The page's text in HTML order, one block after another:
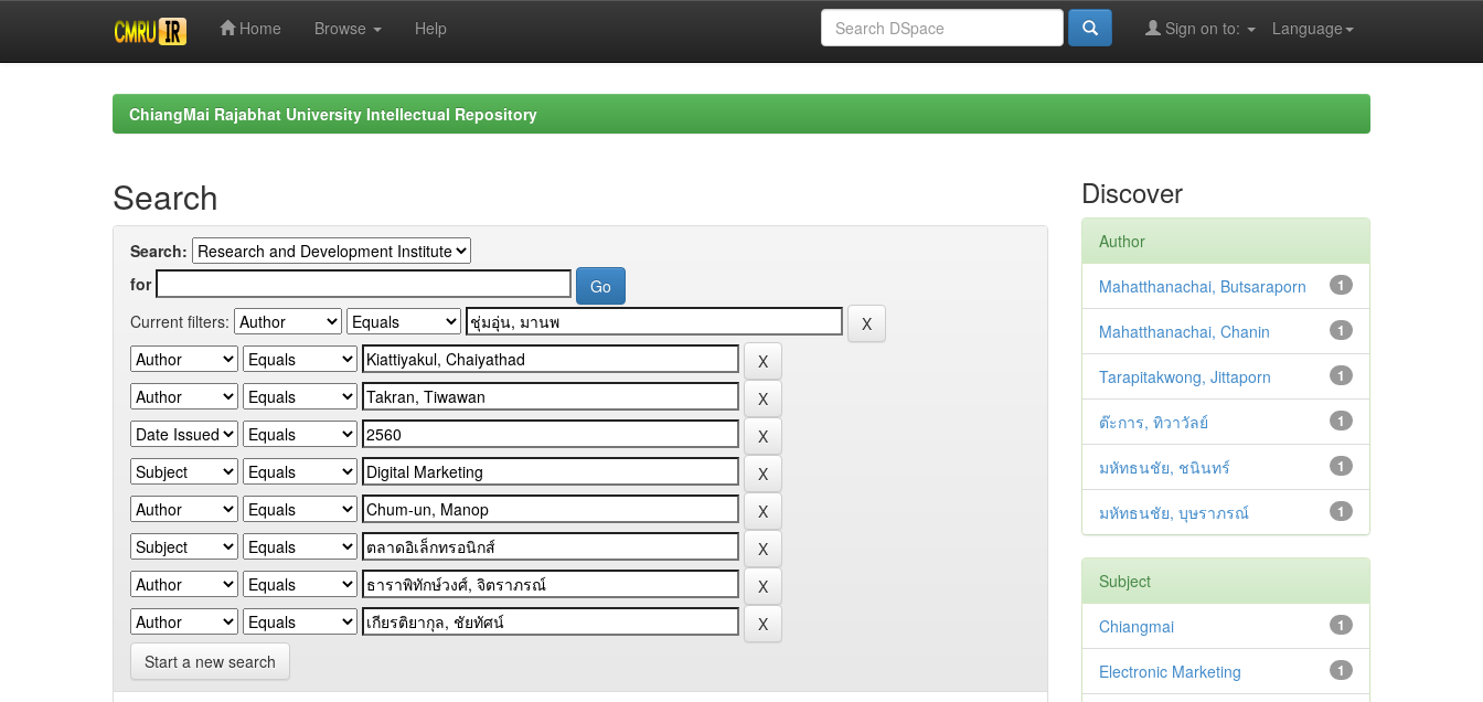
Home Browse Help Language
Sign on to:
ChiangMai Rajabhat University Intellectual Repository
Search
Search:
for
Current filters:
Start a new search
Discover
Author
1
Mahatthanachai, Butsaraporn
1
Mahatthanachai, Chanin
1
Tarapitakwong, Jittaporn
1
ต๊ะการ, ทิวาวัลย์
1
มหัทธนชัย, ชนินทร์
1
มหัทธนชัย, บุษราภรณ์
Subject
1
Chiangmai
1
Electronic Marketing